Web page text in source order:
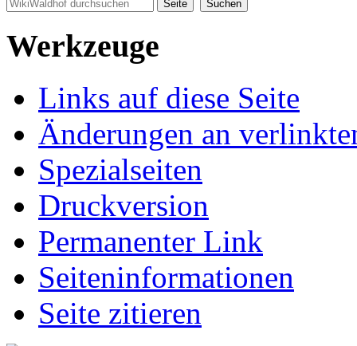
Werkzeuge
Links auf diese Seite
Änderungen an
Spezialseiten
Druckversion
Permanenter Link
Seiten­informationen
Seite zitieren